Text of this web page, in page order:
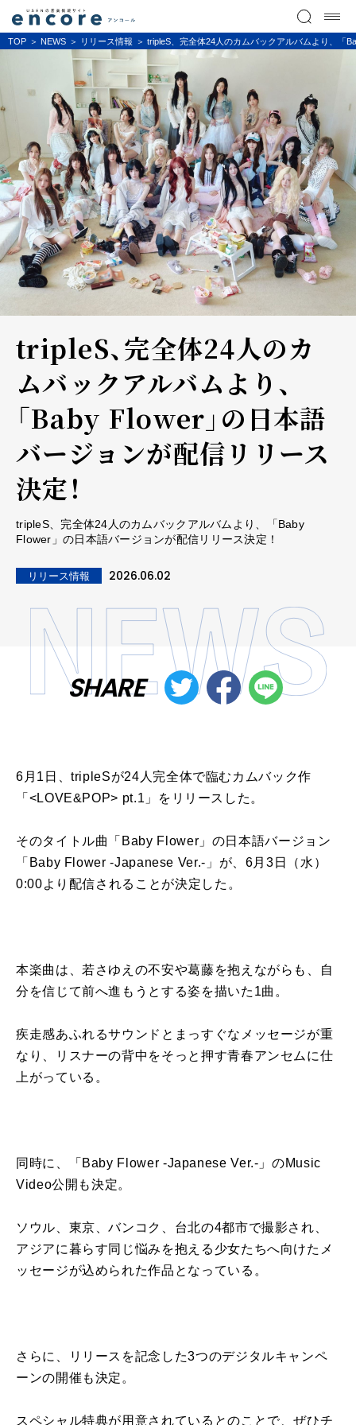
TOP NEWS リリース情報 tripleS、完全体24人のカムバックアルバムより、「
tripleS、完全体24人のカ
ムバックアルバムより、
「Baby Flower」の日本語
バージョンが配信リリース
決定！
tripleS、完全体24人のカムバックアルバムより、「Baby
Flower」の日本語バージョンが配信リリース決定！
リリース情報 2026.06.02
SHARE
6月 1 日、tripleSが24 人 完全体で臨む カムバック作
「 <LOVE&POP> pt.1 」を リリース した。
そのタイトル曲「 Baby Flower 」 の日本語バージョン
「 Baby Flower -Japanese Ver.- 」 が 6月3 日（水）
0:00より 配信されること が決定した。
本楽曲は、若さゆえ の不安や葛藤を抱えながらも、自
分を信じて前へ進もうとする姿を描いた 1曲。
疾走感あふれるサウンドとまっすぐなメッセージが重
なり、リスナーの背中をそっと押す青春アンセムに仕
上 がっている。
同時に、「 Baby Flower -Japanese Ver.- 」のMusic
Video公開も決定。
ソウル、東京、バンコク、台北の4都市で撮影され、
アジアに暮らす同じ悩みを抱える少女たちへ向けたメ
ッセージが込められた作品となっている。
さらに、 リリース を記念した3つのデジタルキャンペ
ーンの開催も決定 。
スペシャル特典が用意されているとのことで、ぜひチ